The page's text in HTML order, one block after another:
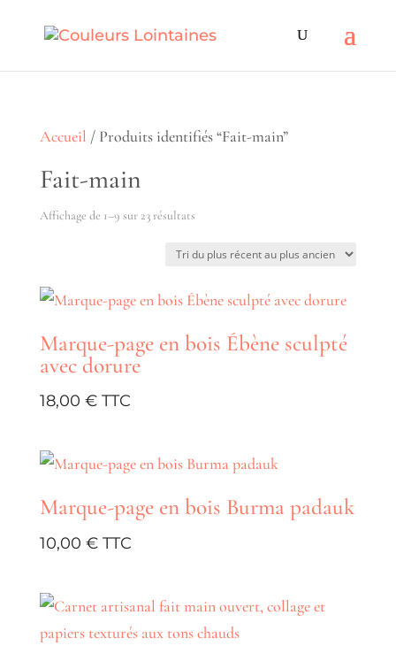
Accueil / Produits identifiés “Fait-main”
Fait-main
Affichage de 1–9 sur 23 résultatsTrié
récent
plus
Marque-page en bois Ébène sculpté
avec dorure
18,00 €
Marque-page en bois Burma padauk
10,00 €